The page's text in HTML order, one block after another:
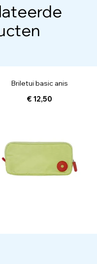
Briletui basic anis
€ 12,50